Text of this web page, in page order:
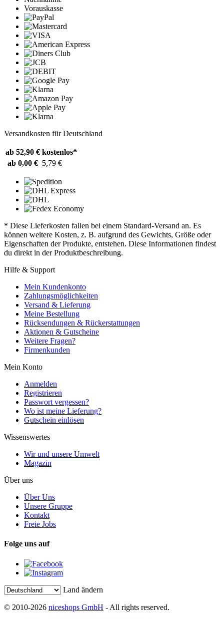
Vorauskasse
Versandkosten für Deutschland
ab 52,90 € kostenlos*
ab 0,00 € 5,79 €
* Diese Lieferkosten fallen bei einem Standard-Versand an. Es
können weitere Kosten, z. B. aufgrund des Gewichts, Größe oder
Eigenschaften der Produkte, entstehen. Diese Informationen findest
du direkt in der Produktbeschreibung.
Hilfe & Support
Mein Kundenkonto
Zahlungsmöglichkeiten
Versand & Lieferung
Meine Bestellung
Rücksendungen & Rückerstattungen
Aktionen & Gutscheine
Weitere Fragen?
Firmenkunden
Mein Konto
Anmelden
Registrieren
Passwort vergessen?
Wo ist meine Lieferung?
Gutschein einlösen
Wissenswertes
Wir und unsere Umwelt
Magazin
Über uns
Über Uns
Unsere Gruppe
Kontakt
Freie Jobs
Folge uns auf
Land ändern
© 2010-2026 niceshops GmbH - All rights reserved.